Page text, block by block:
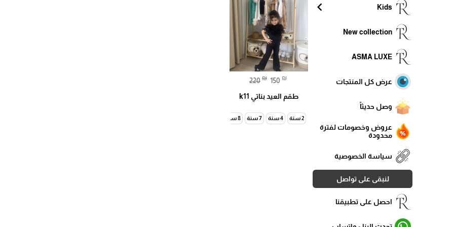
Kids
chevron_left
New collection
ASMA LUXE
عرض كل المنتجات
وصل حديثاً
عروض وخصومات لفترة
محدودة
سياسة الخصوصية
لنبقى على تواصل
احصل على تطبيقنا
220 ₪ 150 ₪
طقم العيد بناتي k11
2 سنة 4 سنة 7 سنة 8 سنة